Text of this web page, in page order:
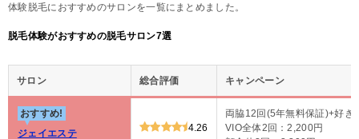
体験脱毛におすすめのサロンを一覧にまとめました。
脱毛体験がおすすめの脱毛サロン7選
サロン 総合評価 キャンペーン
おすすめ!
ジェイエステ
4.26
両脇12回(5年無料保証)+好き
VIO全体2回：2,200円